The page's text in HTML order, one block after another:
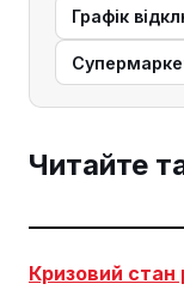
Графік
Читайте
Кризовий стан